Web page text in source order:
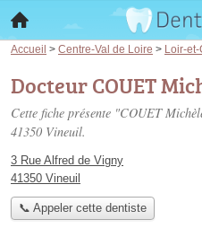
Accueil > Centre-Val de Loire > Loir-et-
Docteur COUET
Cette fiche présente "COUET
41350 Vineuil.
3 Rue Alfred de Vigny
41350 Vineuil
📞 Appeler cette dentiste